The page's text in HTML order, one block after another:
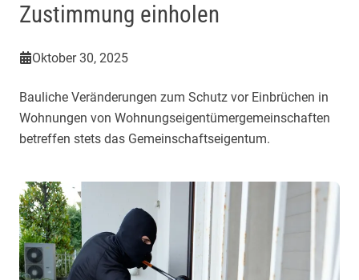
Zustimmung einholen
Oktober 30, 2025
Bauliche Veränderungen zum Schutz vor Einbrüchen in
Wohnungen von Wohnungseigentümergemeinschaften
betreffen stets das Gemeinschaftseigentum.